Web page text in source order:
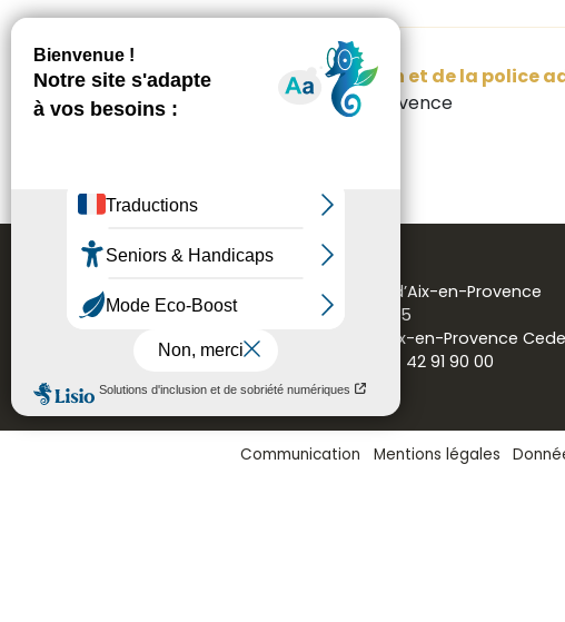
Service de la réglementation et de la police
17 rue Venel - 13100 Aix-en-Provence
Mairie d’Aix-en-Provence
CS 30715
13616 Aix-en-Provence
Tél. : 04 42 91 90 00
Communication Mentions légales